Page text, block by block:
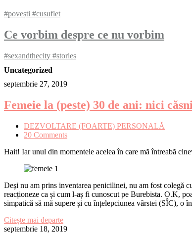
#povești #cusuflet
Ce vorbim despre ce nu vorbim
#sexandthecity #stories
Uncategorized
septembrie 27, 2019
Femeie la (peste) 30 de ani: nici
DEZVOLTARE (FOARTE) PERSONALĂ​
20 Comments
Hait! Iar unul din momentele acelea în care mă întreabă
Deşi nu am prins inventarea penicilinei, nu am fost colegă
reacționeze ca și cum l-aș fi cunoscut pe Burebista. O.K,
simpatică să mă supere și cu înțelepciunea vârstei (SÎC), o
Citește mai departe
septembrie 18, 2019